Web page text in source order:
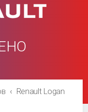
Renault Logan